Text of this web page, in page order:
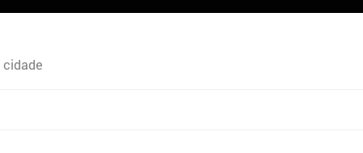
cidade